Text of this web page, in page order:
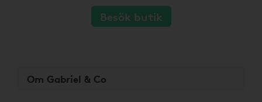
Besök butik
Om Gabriel & Co